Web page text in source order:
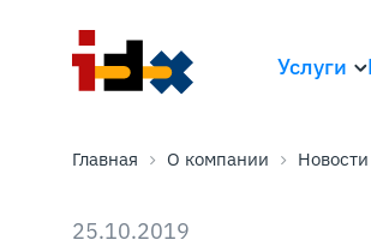
Услуги
Главная О компании Новости
25.10.2019